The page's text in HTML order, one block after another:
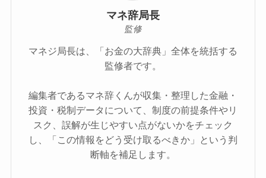
マネ辞局長
監修
マネジ局長は、「お金の大辞典」全体を統括する
監修者です。
編集者であるマネ辞くんが収集・整理した金融・
投資・税制データについて、制度の前提条件やリ
スク、誤解が生じやすい点がないかをチェック
し、「この情報をどう受け取るべきか」という判
断軸を補足します。